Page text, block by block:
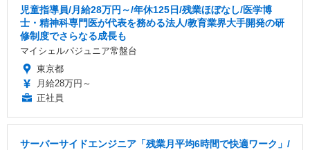
児童指導員/月給28万円～/年休125日/残業ほぼなし/医学博
士・精神科専門医が代表を務める法人/教育業界大手開発の研
修制度でさらなる成長も
マイシェルパジュニア常盤台
東京都
月給28万円～
正社員
サーバーサイドエンジニア「残業月平均6時間で快適ワーク」/